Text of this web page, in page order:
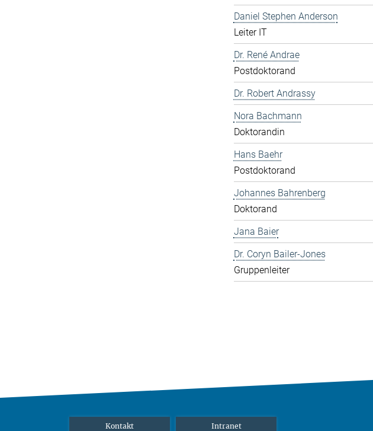
Daniel Stephen Anderson
Leiter IT
Dr. René Andrae
Postdoktorand
Dr. Robert Andrassy
Nora Bachmann
Doktorandin
Hans Baehr
Postdoktorand
Johannes Bahrenberg
Doktorand
Jana Baier
Dr. Coryn Bailer-Jones
Gruppenleiter
Kontakt Intranet